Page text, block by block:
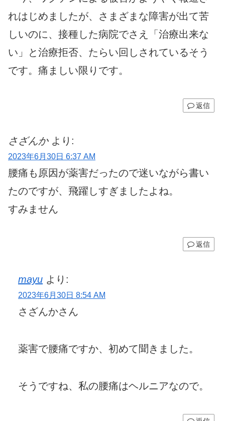
れはじめましたが、さまざまな障害が出て苦
しいのに、接種した病院でさえ「治療出来な
い」と治療拒否、たらい回しされているそう
です。痛ましい限りです。
返信
さざんか より:
2023年6月30日 6:37 AM
腰痛も原因が薬害だったので迷いながら書い
たのですが、飛躍しすぎましたよね。
すみません
返信
mayu より:
2023年6月30日 8:54 AM
さざんかさん
薬害で腰痛ですか、初めて聞きました。
そうですね、私の腰痛はヘルニアなので。